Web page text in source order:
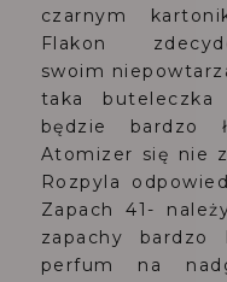
czarnym
Flakon
swoim
taka
będzie bardzo
Atomizer się nie
Rozpyla
Zapach 41-
zapachy bardzo
perfum na